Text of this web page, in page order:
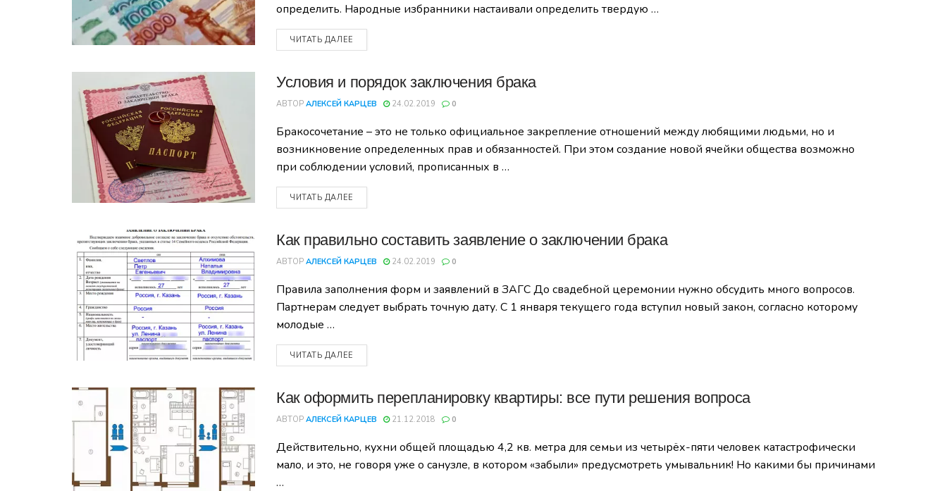
определить. Народные избранники настаивали определить твердую …
ЧИТАТЬ ДАЛЕЕ
Условия и порядок заключения брака
АВТОР АЛЕКСЕЙ КАРЦЕВ 24.02.2019 0
Бракосочетание – это не только официальное закрепление отношений между любящими людьми, но и
возникновение определенных прав и обязанностей. При этом создание новой ячейки общества возможно
при соблюдении условий, прописанных в …
ЧИТАТЬ ДАЛЕЕ
Как правильно составить заявление о заключении брака
АВТОР АЛЕКСЕЙ КАРЦЕВ 24.02.2019 0
Правила заполнения форм и заявлений в ЗАГС До свадебной церемонии нужно обсудить много вопросов.
Партнерам следует выбрать точную дату. С 1 января текущего года вступил новый закон, согласно которому
молодые …
ЧИТАТЬ ДАЛЕЕ
Как оформить перепланировку квартиры: все пути решения вопроса
АВТОР АЛЕКСЕЙ КАРЦЕВ 21.12.2018 0
Действительно, кухни общей площадью 4,2 кв. метра для семьи из четырёх-пяти человек катастрофически
мало, и это, не говоря уже о санузле, в котором «забыли» предусмотреть умывальник! Но какими бы причинами
…